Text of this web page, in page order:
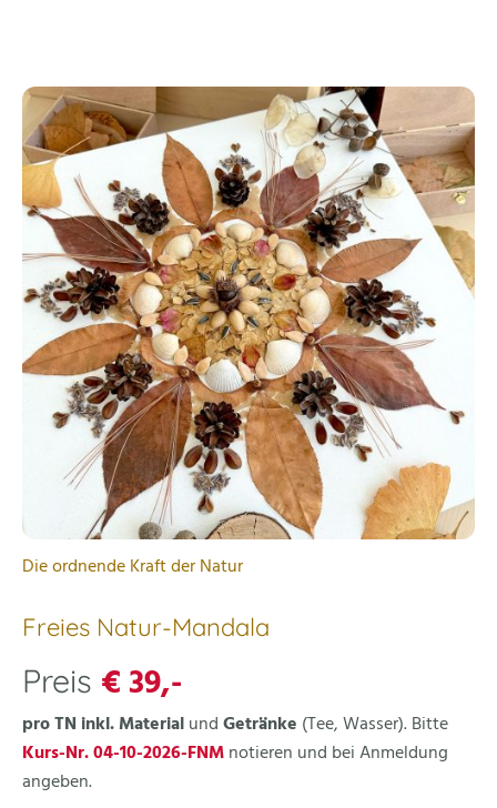
Die ordnende Kraft der Natur
Freies Natur-Mandala
Preis € 39,-
pro TN inkl. MaterialundGetränke (Tee, Wasser). Bitte
Kurs-Nr. 04-10-2026-FNMnotieren und bei Anmeldung
angeben.